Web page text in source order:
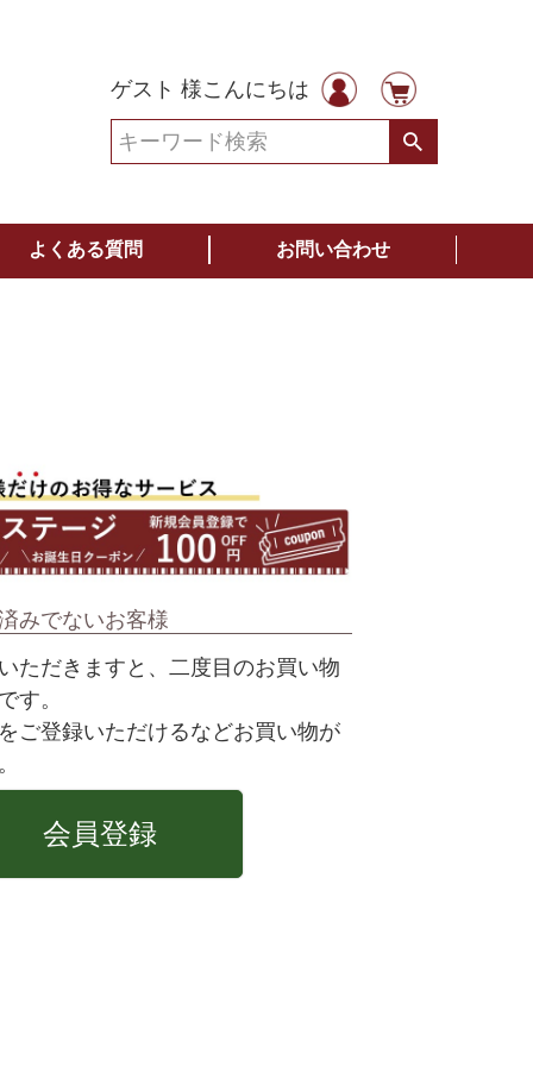
ゲスト 様こんにちは
よくある質問 お問い合わせ
みでないお客様
ただきますと、二度目のお買い物
す。
ご登録いただけるなどお買い物が
会員登録